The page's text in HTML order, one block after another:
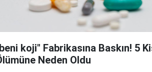
koji" Fabrikasına Baskın! 5
Neden Oldu